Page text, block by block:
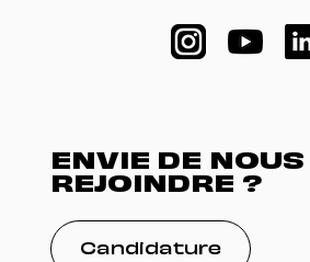
ENVIE DE NOUS
REJOINDRE ?
Candidature